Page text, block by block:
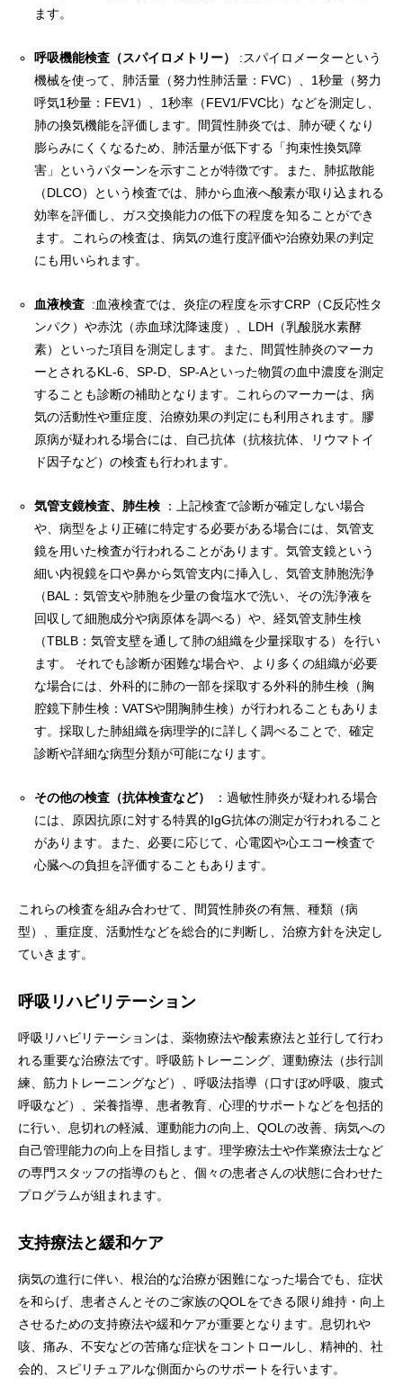
ます。
呼吸機能検査（スパイロメトリー）
:スパイロメーターという
機械を使って、肺活量（努力性肺活量：FVC）、1秒量（努力
呼気1秒量：FEV1）、1秒率（FEV1/FVC比）などを測定し、
肺の換気機能を評価します。間質性肺炎では、肺が硬くなり
膨らみにくくなるため、肺活量が低下する「拘束性換気障
害」というパターンを示すことが特徴です。また、肺拡散能
（DLCO）という検査では、肺から血液へ酸素が取り込まれる
効率を評価し、ガス交換能力の低下の程度を知ることができ
ます。これらの検査は、病気の進行度評価や治療効果の判定
にも用いられます。
血液検査 :血液検査では、炎症の程度を示すCRP（C反応性タ
ンパク）や赤沈（赤血球沈降速度）、LDH（乳酸脱水素酵
素）といった項目を測定します。また、間質性肺炎のマーカ
ーとされるKL-6、SP-D、SP-Aといった物質の血中濃度を測定
することも診断の補助となります。これらのマーカーは、病
気の活動性や重症度、治療効果の判定にも利用されます。膠
原病が疑われる場合には、自己抗体（抗核抗体、リウマトイ
ド因子など）の検査も行われます。
気管支鏡検査、肺生検 ：上記検査で診断が確定しない場合
や、病型をより正確に特定する必要がある場合には、気管支
鏡を用いた検査が行われることがあります。気管支鏡という
細い内視鏡を口や鼻から気管支内に挿入し、気管支肺胞洗浄
（BAL：気管支や肺胞を少量の食塩水で洗い、その洗浄液を
回収して細胞成分や病原体を調べる）や、経気管支肺生検
（TBLB：気管支壁を通して肺の組織を少量採取する）を行い
ます。 それでも診断が困難な場合や、より多くの組織が必要
な場合には、外科的に肺の一部を採取する外科的肺生検（胸
腔鏡下肺生検：VATSや開胸肺生検）が行われることもありま
す。採取した肺組織を病理学的に詳しく調べることで、確定
診断や詳細な病型分類が可能になります。
その他の検査（抗体検査など）
：過敏性肺炎が疑われる場合
には、原因抗原に対する特異的IgG抗体の測定が行われること
があります。また、必要に応じて、心電図や心エコー検査で
心臓への負担を評価することもあります。
これらの検査を組み合わせて、間質性肺炎の有無、種類（病
型）、重症度、活動性などを総合的に判断し、治療方針を決定し
ていきます。
呼吸リハビリテーション
呼吸リハビリテーションは、薬物療法や酸素療法と並行して行わ
れる重要な治療法です。呼吸筋トレーニング、運動療法（歩行訓
練、筋力トレーニングなど）、呼吸法指導（口すぼめ呼吸、腹式
呼吸など）、栄養指導、患者教育、心理的サポートなどを包括的
に行い、息切れの軽減、運動能力の向上、QOLの改善、病気への
自己管理能力の向上を目指します。理学療法士や作業療法士など
の専門スタッフの指導のもと、個々の患者さんの状態に合わせた
プログラムが組まれます。
支持療法と緩和ケア
病気の進行に伴い、根治的な治療が困難になった場合でも、症状
を和らげ、患者さんとそのご家族のQOLをできる限り維持・向上
させるための支持療法や緩和ケアが重要となります。息切れや
咳、痛み、不安などの苦痛な症状をコントロールし、精神的、社
会的、スピリチュアルな側面からのサポートを行います。